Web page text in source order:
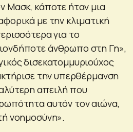
Μασκ, κάποτε ήταν μια
με την κλιματική
για το
άνθρωπο στη Γη»,
δισεκατομμυριούχος
την υπερθέρμανση
απειλή που
αυτόν τον αιώνα,
νοημοσύνη».